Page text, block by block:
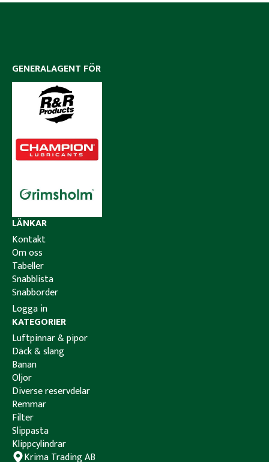
Krima Trading AB
KATEGORIER
Luftpinnar & pipor
Däck & slang
Banan
Oljor
Diverse reservdelar
Remmar
Filter
Slippasta
Klippcylindrar
LÄNKAR
Kontakt
Om oss
Tabeller
Snabblista
Snabborder
Logga in
GENERALAGENT FÖR